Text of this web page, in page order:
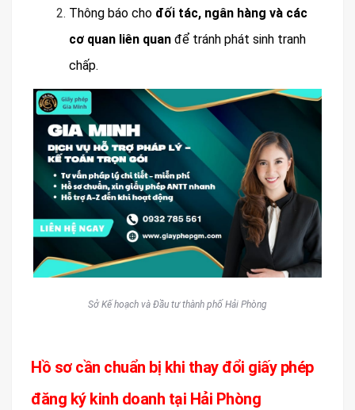
Thông báo cho đối tác, ngân hàng và các
cơ quan liên quan để tránh phát sinh tranh
chấp.
Sở Kế hoạch và Đầu tư thành phố Hải Phòng
Hồ sơ cần chuẩn bị khi thay đổi giấy phép
đăng ký kinh doanh tại Hải Phòng